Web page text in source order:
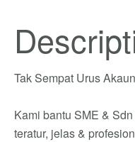
Tak Sempat Urus
Kami bantu SME &
teratur, jelas &